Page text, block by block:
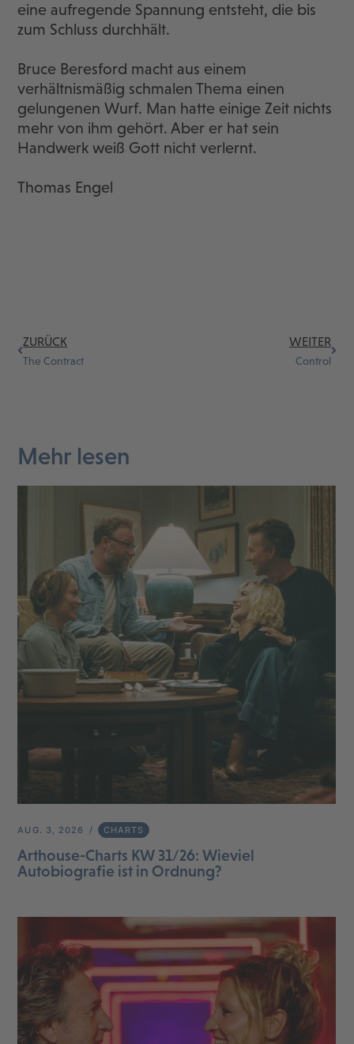
eine aufregende Spannung entsteht, die bis
zum Schluss durchhält.
Bruce Beresford macht aus einem
verhältnismäßig schmalen Thema einen
gelungenen Wurf. Man hatte einige Zeit nichts
mehr von ihm gehört. Aber er hat sein
Handwerk weiß Gott nicht verlernt.
Thomas Engel
ZURÜCK
The Contract
WEITER
Control
Mehr lesen
AUG. 3, 2026 CHARTS
Arthouse-Charts KW 31/26: Wieviel
Autobiografie ist in Ordnung?